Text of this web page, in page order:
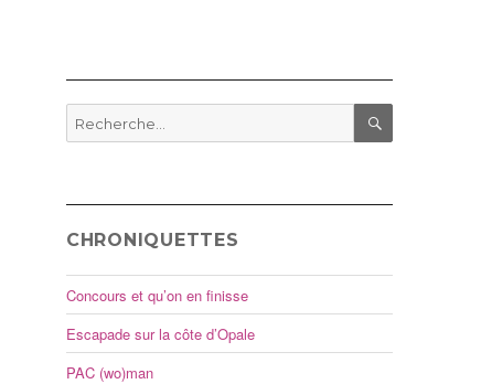
Recherche
pour
CHRONIQUETTES
Concours et qu’on en finisse
Escapade sur la côte d’Opale
PAC (wo)man